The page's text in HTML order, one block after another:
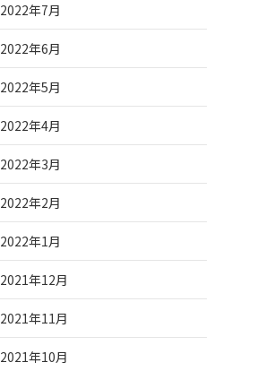
2022年7月
2022年6月
2022年5月
2022年4月
2022年3月
2022年2月
2022年1月
2021年12月
2021年11月
2021年10月